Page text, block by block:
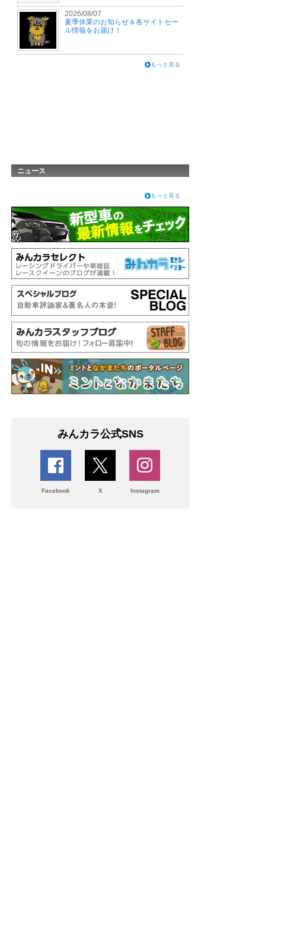
2026/08/07
夏季休業のお知らせ＆各サイトセー
ル情報をお届け！
もっと見る
ニュース
もっと見る
みんカラ公式SNS
Facebook X Instagram